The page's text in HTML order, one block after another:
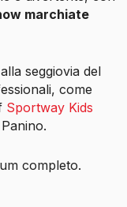
marchiate
seggiovia del
come
Sportway Kids
completo.